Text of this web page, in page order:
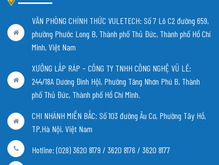
VĂN PHÒNG CHÍNH THỨC VULETECH: Số 7 Lô C2 đường 659,
phường Phước Long B, Thành phố Thủ Đức, Thành phố Hồ Chí
Minh, Việt Nam
XƯỞNG LẮP RÁP – CÔNG TY TNHH CÔNG NGHỆ VŨ LÊ:
244/18A Dương Đình Hội, Phường Tăng Nhơn Phú B, Thành
phố Thủ Đức, Thành phố Hồ Chí Minh.
CHI NHÁNH MIỀN BẮC: Số 103 đường Âu Cơ, Phường Tây Hồ,
TP.Hà Nội, Việt Nam
Hotline: (028) 3620 8179 / 3620 8176 / 3620 8177